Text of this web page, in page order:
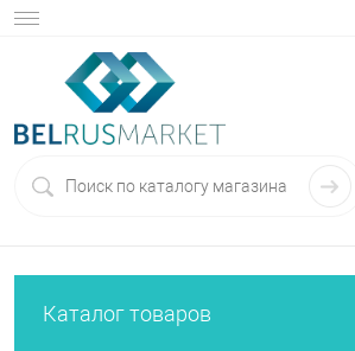
Каталог товаров